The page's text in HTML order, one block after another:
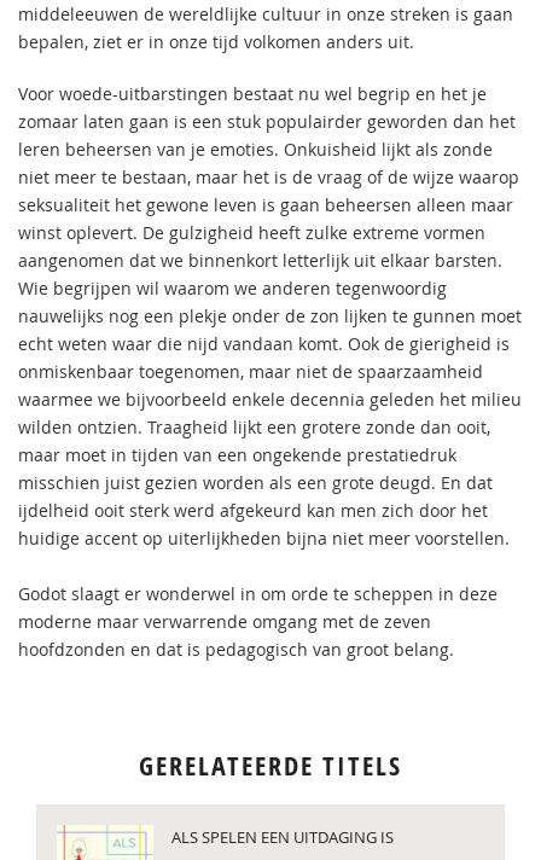
middeleeuwen de wereldlijke cultuur in onze streken is gaan
bepalen, ziet er in onze tijd volkomen anders uit.
Voor woede-uitbarstingen bestaat nu wel begrip en het je
zomaar laten gaan is een stuk populairder geworden dan het
leren beheersen van je emoties. Onkuisheid lijkt als zonde
niet meer te bestaan, maar het is de vraag of de wijze waarop
seksualiteit het gewone leven is gaan beheersen alleen maar
winst oplevert. De gulzigheid heeft zulke extreme vormen
aangenomen dat we binnenkort letterlijk uit elkaar barsten.
Wie begrijpen wil waarom we anderen tegenwoordig
nauwelijks nog een plekje onder de zon lijken te gunnen moet
echt weten waar die nijd vandaan komt. Ook de gierigheid is
onmiskenbaar toegenomen, maar niet de spaarzaamheid
waarmee we bijvoorbeeld enkele decennia geleden het milieu
wilden ontzien. Traagheid lijkt een grotere zonde dan ooit,
maar moet in tijden van een ongekende prestatiedruk
misschien juist gezien worden als een grote deugd. En dat
ijdelheid ooit sterk werd afgekeurd kan men zich door het
huidige accent op uiterlijkheden bijna niet meer voorstellen.
Godot slaagt er wonderwel in om orde te scheppen in deze
moderne maar verwarrende omgang met de zeven
hoofdzonden en dat is pedagogisch van groot belang.
GERELATEERDE TITELS
ALS SPELEN EEN UITDAGING IS